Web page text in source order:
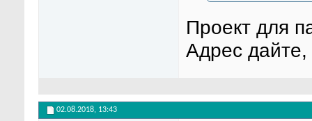
Проект для
Адрес
02.08.2018, 13:43